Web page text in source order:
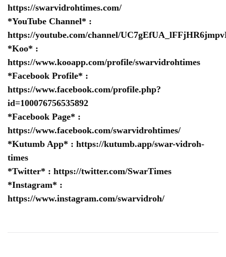
https://swarvidrohtimes.com/
*YouTube Channel* :
https://youtube.com/channel/
*Koo* :
https://www.kooapp.com/profile/swarvidrohtimes
*Facebook Profile* :
https://www.facebook.com/profile.php?
id=100076756535892
*Facebook Page* :
https://www.facebook.com/swarvidrohtimes/
*Kutumb App* : https://kutumb.app/swar-vidroh-
times
*Twitter* : https://twitter.com/SwarTimes
*Instagram* :
https://www.instagram.com/swarvidroh/